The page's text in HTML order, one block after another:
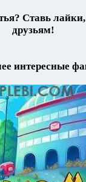
Ставь
друзьям!
интересные